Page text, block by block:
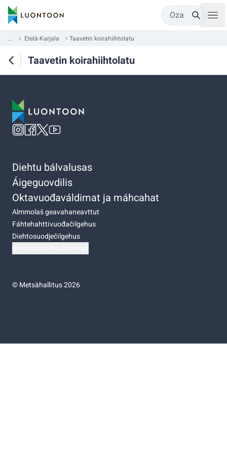
Oza
... Etelä-Karjala Taavetin koirahiihtolatu
Taavetin koirahiihtolatu
Diehtu bálvalusas
Áigeguovdilis
Oktavuođaváldimat ja máhcahat
Almmolaš geavahaneavttut
Fáhtehahttivuođačilgehus
Diehtosuodječilgehus
©Metsähallitus 2026